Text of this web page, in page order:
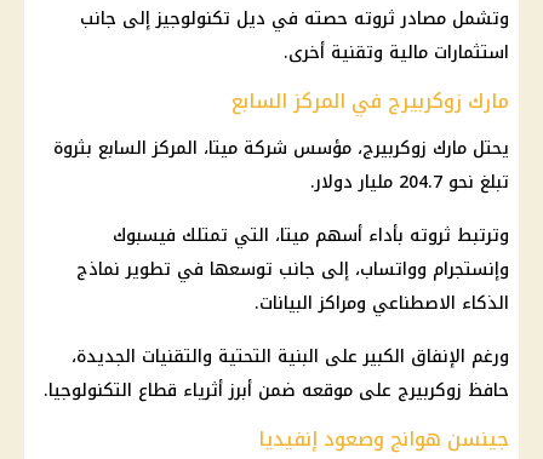
وتشمل مصادر ثروته حصته في ديل تكنولوجيز إلى جانب
استثمارات مالية وتقنية أخرى.
مارك زوكربيرج في المركز السابع
يحتل مارك زوكربيرج، مؤسس شركة ميتا، المركز السابع بثروة
تبلغ نحو 204.7 مليار دولار.
وترتبط ثروته بأداء أسهم ميتا، التي تمتلك فيسبوك
وإنستجرام وواتساب، إلى جانب توسعها في تطوير نماذج
الذكاء الاصطناعي ومراكز البيانات.
ورغم الإنفاق الكبير على البنية التحتية والتقنيات الجديدة،
حافظ زوكربيرج على موقعه ضمن أبرز أثرياء قطاع التكنولوجيا.
جينسن هوانج وصعود إنفيديا